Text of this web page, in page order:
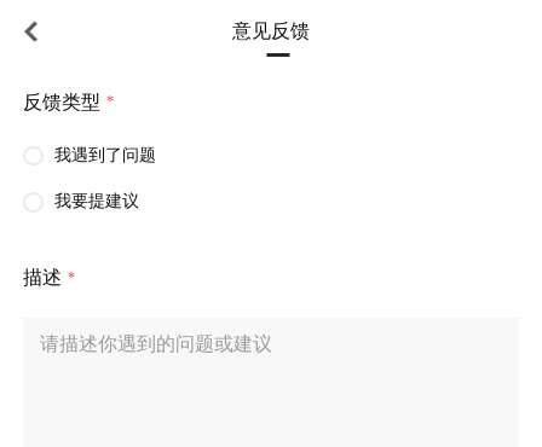
意见反馈
反馈类型 *
我遇到了问题
我要提建议
描述 *